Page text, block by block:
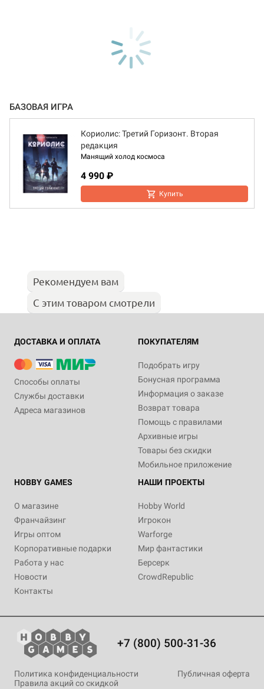
БАЗОВАЯ ИГРА
Кориолис: Третий Горизонт. Вторая
редакция
Манящий холод космоса
4 990 ₽
Купить
Рекомендуем вам
С этим товаром смотрели
ДОСТАВКА И ОПЛАТА
Способы оплаты
Службы доставки
Адреса магазинов
ПОКУПАТЕЛЯМ
Подобрать игру
Бонусная программа
Информация о заказе
Возврат товара
Помощь с правилами
Архивные игры
Товары без скидки
Мобильное приложение
HOBBY GAMES
О магазине
Франчайзинг
Игры оптом
Корпоративные подарки
Работа у нас
Новости
Контакты
НАШИ ПРОЕКТЫ
Hobby World
Игрокон
Warforge
Мир фантастики
Берсерк
CrowdRepublic
+7 (800) 500-31-36
Политика конфиденциальности
Публичная оферта
Правила акций со скидкой